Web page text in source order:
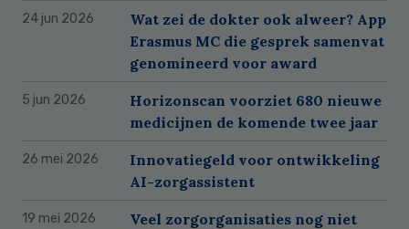
24 jun 2026
Wat zei de dokter ook alweer? App
Erasmus MC die gesprek samenvat
genomineerd voor award
5 jun 2026
Horizonscan voorziet 680 nieuwe
medicijnen de komende twee jaar
26 mei 2026
Innovatiegeld voor ontwikkeling
AI-zorgassistent
19 mei 2026
Veel zorgorganisaties nog niet